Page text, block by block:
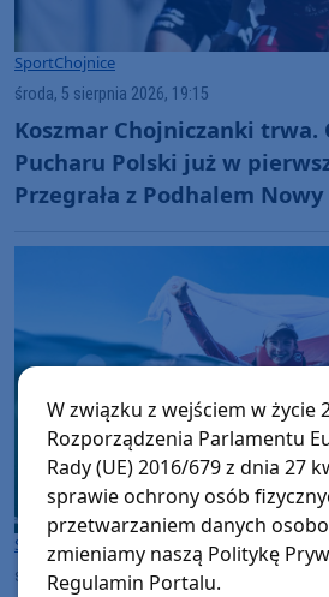
SportChojnice
środa, 5 sierpnia 2026, 19:15
Koszmar Chojniczanki trwa.
Pucharu Polski już w
Przegrała z Podhalem Nowy
Sport Chojnice
środa, 5 sierpnia 2026, 10:42
W związku z wejściem w życie
Rozporządzenia Parlamentu
Rady (UE) 2016/679 z dnia 27
sprawie ochrony osób
przetwarzaniem danych
zmieniamy naszą Politykę
Regulamin Portalu.